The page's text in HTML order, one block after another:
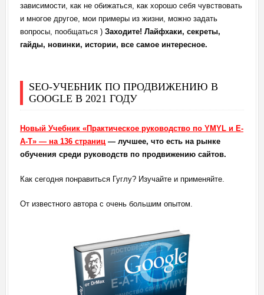
зависимости, как не обижаться, как хорошо себя чувствовать
и многое другое, мои примеры из жизни, можно задать
вопросы, пообщаться ) Заходите! Лайфхаки, секреты,
гайды, новинки, истории, все самое интересное.
SEO-УЧЕБНИК ПО ПРОДВИЖЕНИЮ В
GOOGLE В 2021 ГОДУ
Новый Учебник «Практическое руководство по YMYL и E-
A-T» — на 136 страниц— лучшее, что есть на рынке
обучения среди руководств по продвижению сайтов.
Как сегодня понравиться Гуглу? Изучайте и применяйте.
От известного автора с очень большим опытом.